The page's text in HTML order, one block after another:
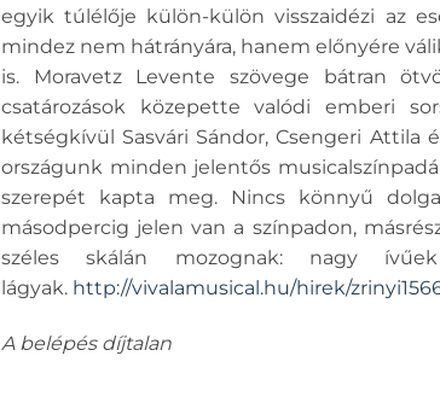
egyik túlélője külön-külön visszaidézi az
mindez nem hátrányára, hanem előnyére
is. Moravetz Levente szövege bátran
csatározások közepette valódi emberi
kétségkívül Sasvári Sándor, Csengeri Attila
országunk minden jelentős
szerepét kapta meg. Nincs könnyű
másodpercig jelen van a színpadon,
széles skálán mozognak: nagy
lágyak. http://vivalamusical.hu/hirek/
A belépés díjtalan